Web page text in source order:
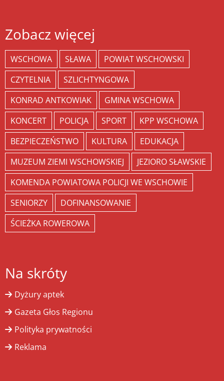
Zobacz więcej
WSCHOWA SŁAWA
POWIAT WSCHOWSKI
CZYTELNIA
SZLICHTYNGOWA
KONRAD ANTKOWIAK
GMINA WSCHOWA
KONCERT
POLICJA SPORT
KPP WSCHOWA
BEZPIECZEŃSTWO
KULTURA
EDUKACJA
MUZEUM ZIEMI WSCHOWSKIEJ
JEZIORO SŁAWSKIE
KOMENDA POWIATOWA POLICJI WE WSCHOWIE
SENIORZY
DOFINANSOWANIE
ŚCIEŻKA ROWEROWA
Na skróty
Dyżury aptek
Gazeta Głos Regionu
Polityka prywatności
Reklama